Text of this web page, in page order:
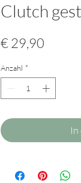
Clutch
€ 29,90
Anzahl *